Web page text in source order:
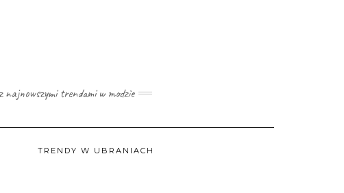
trendami w modzie
TRENDY W UBRANIACH